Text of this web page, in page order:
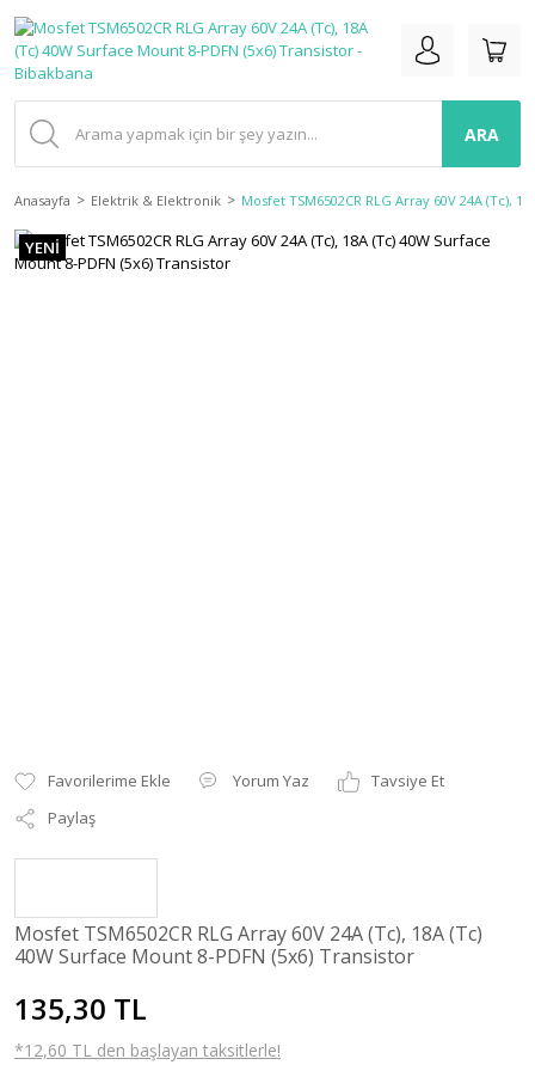
ARA
Anasayfa Elektrik & Elektronik Mosfet TSM6502CR RLG Array 60V 24A (Tc),
YENİ
Yorum Yaz
Tavsiye Et
Paylaş
Mosfet TSM6502CR RLG Array 60V 24A (Tc), 18A (Tc)
40W Surface Mount 8-PDFN (5x6) Transistor
135,30 TL
*12,60 TL den başlayan taksitlerle!